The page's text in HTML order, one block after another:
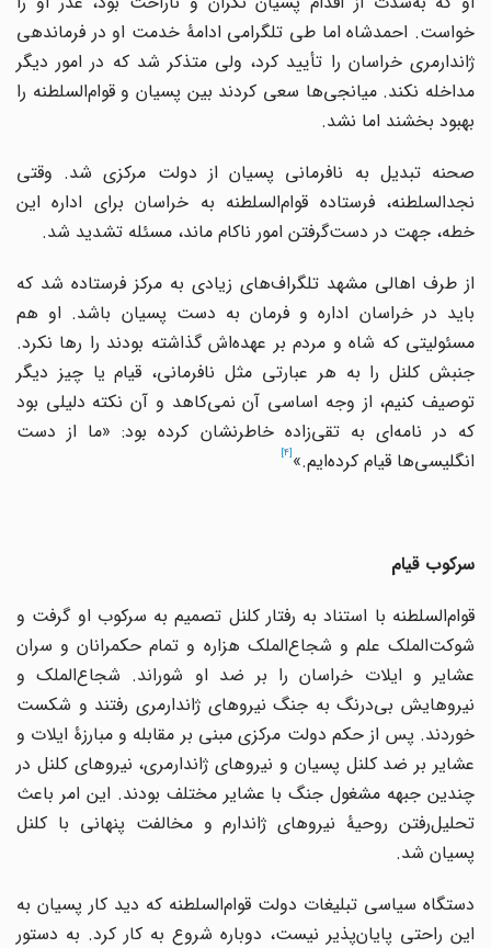
خواست. احمدشاه‌ اما طی‌ تلگرامی‌ ادامۀ خدمت‌ او در فرماندهی‌
ژاندارمری‌ خراسان‌ را تأیید کرد، ولی‌ متذکر شد که‌ در امور دیگر
مداخله‌ نکند. میانجی‌ها سعی کردند بین پسیان و قوام‌السلطنه را
بهبود بخشند اما نشد.
صحنه تبدیل به نافرمانی پسیان از دولت مرکزی شد. وقتی
نجد‌السلطنه، فرستاده قوام‌السلطنه به خراسان برای اداره این
خطه، جهت در دست‌گرفتن امور ناکام ماند، مسئله تشدید شد.
از طرف اهالی مشهد تلگراف‌های زیادی به مرکز فرستاده شد که
باید در خراسان اداره و فرمان به دست پسیان باشد. او هم
مسئولیتی که شاه و مردم بر عهده‌اش گذاشته بودند را رها نکرد.
جنبش کلنل را به هر عبارتی مثل نافرمانی، قیام یا چیز دیگر
توصیف کنیم، از وجه اساسی آن نمی‌کاهد و آن نکته دلیلی بود
که در نامه‌ای به تقی‌زاده خاطرنشان کرده بود: «ما از دست
انگلیسی‌ها قیام کرده‌ایم.»
سرکوب قیام
قوام‌السلطنه‌ با استناد به‌ رفتار کلنل‌ تصمیم‌ به‌ سرکوب‌ او گرفت‌ و
شوکت‌‌الملک علم‌ و شجاع‌الملک هزاره‌ و تمام‌ حکمرانان‌ و سران‌
عشایر و ایلات‌ خراسان‌ را بر ضد او شوراند. شجاع‌الملک‌ و
نیروهایش‌ بی‌درنگ‌ به‌ جنگ‌ نیروهای‌ ژاندارمری‌ رفتند و شکست‌
خوردند. پس‌ از حکم‌ دولت‌ مرکزی‌ مبنی‌ بر مقابله‌ و مبارزۀ ایلات‌ و
عشایر بر ضد کلنل‌ پسیان‌ و نیروهای‌ ژاندارمری‌، نیروهای‌ کلنل‌ در
چندین‌ جبهه‌ مشغول‌ جنگ‌ با عشایر مختلف‌ بودند. این‌ امر باعث‌
تحلیل‌رفتن روحیۀ نیروهای‌ ژاندارم‌ و مخالفت‌ پنهانی‌ با کلنل‌
پسیان‌ شد.
دستگاه سیاسی تبلیغات دولت قوام‌السلطنه که دید کار پسیان به
این راحتی پایان‌پذیر نیست، دوباره شروع به کار کرد. به دستور